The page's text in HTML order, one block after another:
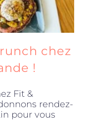
chez
!
Fit &
rendez-
pour vous